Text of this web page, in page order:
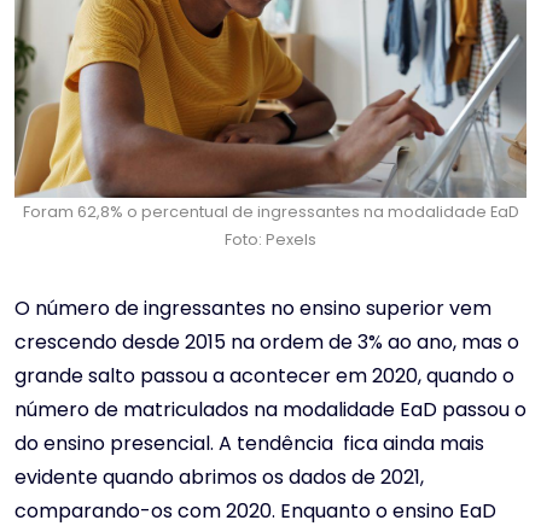
Foram 62,8% o percentual de ingressantes na modalidade EaD
Foto: Pexels
O número de ingressantes no ensino superior vem
crescendo desde 2015 na ordem de 3% ao ano, mas o
grande salto passou a acontecer em 2020, quando o
número de matriculados na modalidade EaD passou o
do ensino presencial. A tendência fica ainda mais
evidente quando abrimos os dados de 2021,
comparando-os com 2020. Enquanto o ensino EaD